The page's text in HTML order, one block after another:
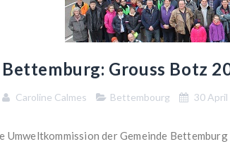
Bettemburg: Grouss Botz
Caroline Calmes Bettembourg 30 April
Umweltkommission der Gemeinde